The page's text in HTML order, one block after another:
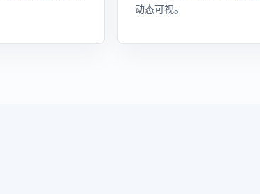
动态可视。